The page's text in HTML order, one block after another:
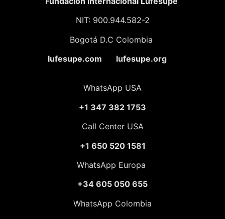
NIT: 900.944.582-2
Bogotá D.C Colombia
lufesupe.com lufesupe.org
WhatsApp USA
+1 347 382 1753
Call Center USA
+1 650 520 1581
WhatsApp Europa
+34 605 050 655
WhatsApp Colombia